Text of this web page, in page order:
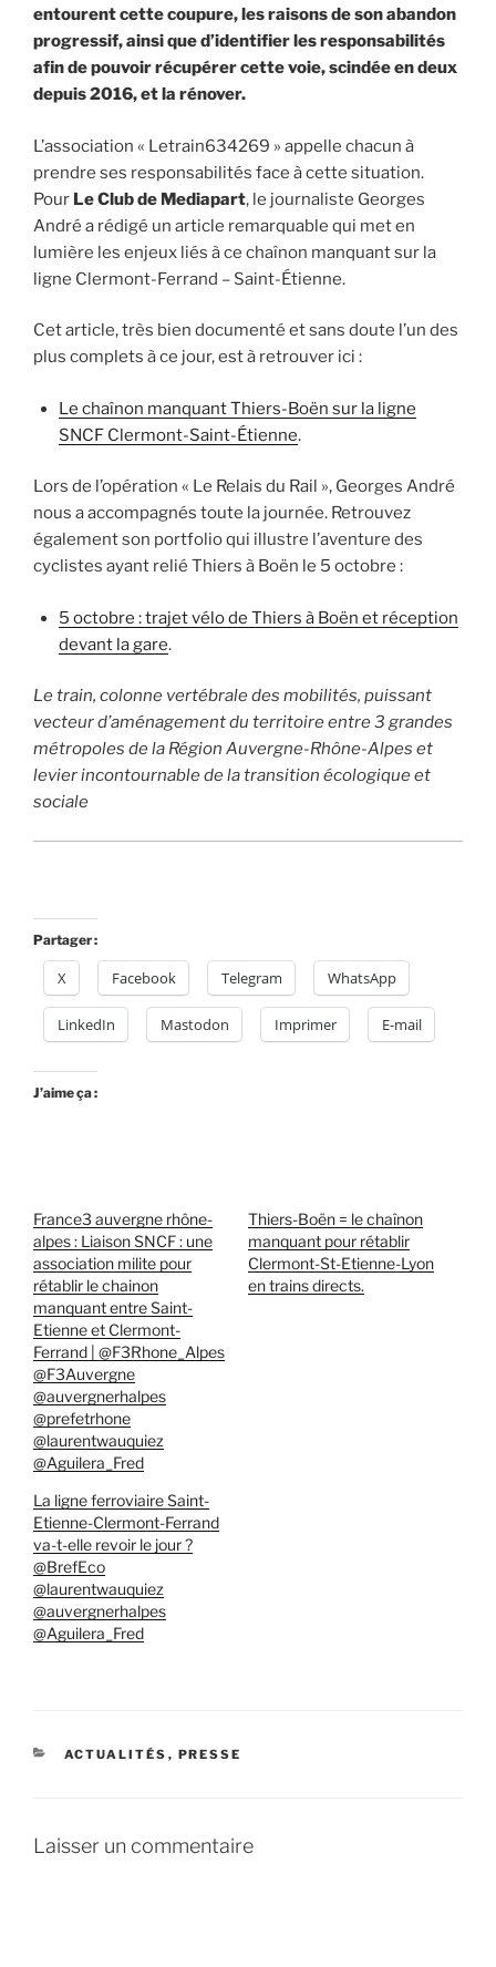
entourent cette coupure, les raisons de son abandon
progressif, ainsi que d’identifier les responsabilités
afin de pouvoir récupérer cette voie, scindée en deux
depuis 2016, et la rénover.
L’association « Letrain634269 » appelle chacun à
prendre ses responsabilités face à cette situation.
Pour Le Club de Mediapart, le journaliste Georges
André a rédigé un article remarquable qui met en
lumière les enjeux liés à ce chaînon manquant sur la
ligne Clermont-Ferrand – Saint-Étienne.
Cet article, très bien documenté et sans doute l’un des
plus complets à ce jour, est à retrouver ici :
Le chaînon manquant Thiers-Boën sur la ligne
SNCF Clermont-Saint-Étienne.
Lors de l’opération « Le Relais du Rail », Georges André
nous a accompagnés toute la journée. Retrouvez
également son portfolio qui illustre l’aventure des
cyclistes ayant relié Thiers à Boën le 5 octobre :
5 octobre : trajet vélo de Thiers à Boën et réception
devant la gare.
Le train, colonne vertébrale des mobilités, puissant
vecteur d’aménagement du territoire entre 3 grandes
métropoles de la Région Auvergne-Rhône-Alpes et
levier incontournable de la transition écologique et
sociale
Partager :
X Facebook Telegram WhatsApp
LinkedIn Mastodon Imprimer E-mail
J’aime ça :
France3 auvergne rhône-
alpes : Liaison SNCF : une
association milite pour
rétablir le chainon
manquant entre Saint-
Etienne et Clermont-
Ferrand | @F3Rhone_Alpes
@F3Auvergne
@auvergnerhalpes
@prefetrhone
@laurentwauquiez
@Aguilera_Fred
Thiers-Boën = le chaînon
manquant pour rétablir
Clermont-St-Etienne-Lyon
en trains directs.
La ligne ferroviaire Saint-
Etienne-Clermont-Ferrand
va-t-elle revoir le jour ?
@BrefEco
@laurentwauquiez
@auvergnerhalpes
@Aguilera_Fred
CATÉGORIES
ACTUALITÉS , PRESSE
Laisser un commentaire